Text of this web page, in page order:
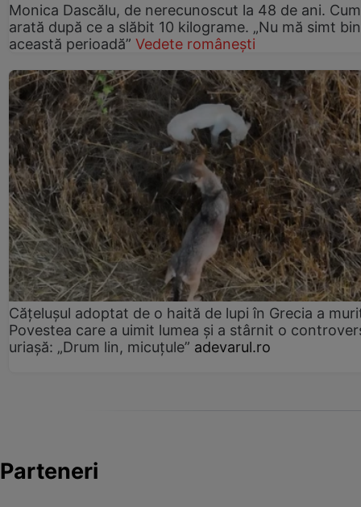
Monica Dascălu, de nerecunoscut la 48 de ani. Cum
arată după ce a slăbit 10 kilograme. „Nu mă simt
această perioadă” Vedete românești
Cățelușul adoptat de o haită de lupi în Grecia a
Povestea care a uimit lumea și a stârnit o
uriașă: „Drum lin, micuțule” adevarul.ro
Parteneri